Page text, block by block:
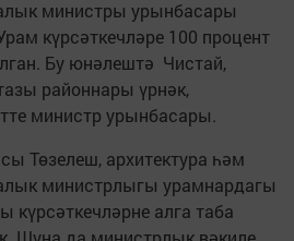
министры урынбасары
күрсәткечләре 100 процент
Бу юнәлештә Чистай,
районнары үрнәк,
министр урынбасары.
Төзелеш, архитектура һәм
министрлыгы урамнардагы
күрсәткечләрне алга таба